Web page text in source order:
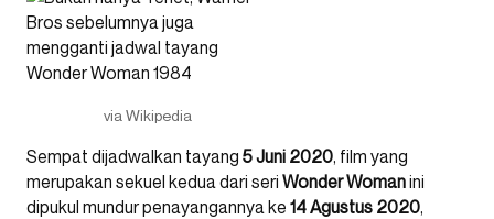
via Wikipedia
Sempat dijadwalkan tayang 5Juni 2020, film yang
merupakan sekuel kedua dari seri WonderWomanini
dipukul mundur penayangannya ke 14Agustus 2020,